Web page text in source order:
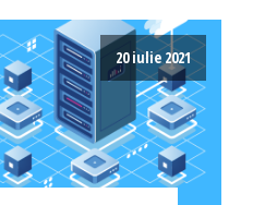
20 iulie 2021